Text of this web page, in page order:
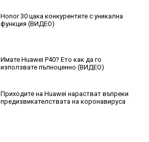
Honor 30 цака конкурентите с уникална
функция (ВИДЕО)
Имате Huawei P40? Ето как да го
използвате пълноценно (ВИДЕО)
Приходите на Huawei нарастват въпреки
предизвикателствата на коронавируса